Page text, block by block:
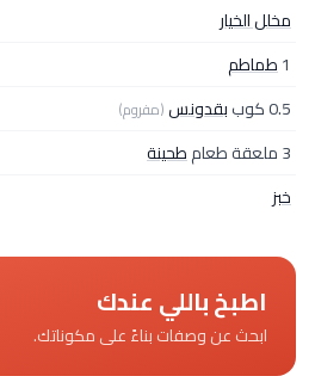
مخلل الخيار
1طماطم
0.5 كوب
بقدونس(مفروم)
3 ملعقة طعام
طحينة
خبز
اطبخ باللي عندك
ابحث عن وصفات بناءً على مكوناتك.